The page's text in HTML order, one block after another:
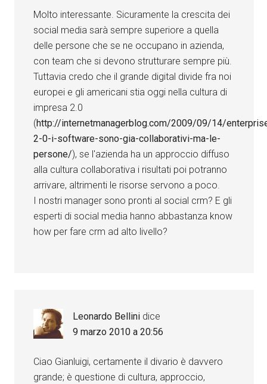
Molto interessante. Sicuramente la crescita dei
social media sarà sempre superiore a quella
delle persone che se ne occupano in azienda,
con team che si devono strutturare sempre più.
Tuttavia credo che il grande digital divide fra noi
europei e gli americani stia oggi nella cultura di
impresa 2.0
(http://internetmanagerblog.com/2009/09/14/
2-0-i-software-sono-gia-collaborativi-ma-le-
persone/), se l'azienda ha un approccio diffuso
alla cultura collaborativa i risultati poi potranno
arrivare, altrimenti le risorse servono a poco.
I nostri manager sono pronti al social crm? E gli
esperti di social media hanno abbastanza know
how per fare crm ad alto livello?
Leonardo Bellini dice
9 marzo 2010 a 20:56
Ciao Gianluigi, certamente il divario è davvero
grande; è questione di cultura, approccio,